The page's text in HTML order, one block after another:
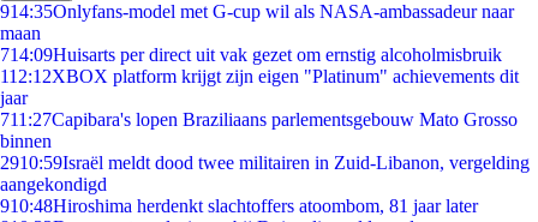
914:35Onlyfans-model met G-cup wil als NASA-ambassadeur naar
maan
714:09Huisarts per direct uit vak gezet om ernstig alcoholmisbruik
112:12XBOX platform krijgt zijn eigen "Platinum" achievements dit
jaar
711:27Capibara's lopen Braziliaans parlementsgebouw Mato Grosso
binnen
2910:59Israël meldt dood twee militairen in Zuid-Libanon, vergelding
aangekondigd
910:48Hiroshima herdenkt slachtoffers atoombom, 81 jaar later